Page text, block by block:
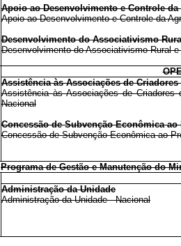
Apoio ao Desenvolvimento e Controle
Apoio ao Desenvolvimento e Controle da
Desenvolvimento do Associativismo
Desenvolvimento do Associativismo Rural
Assistência às Associações de
Assistência às Associações de
Nacional
Concessão de Subvenção Econômica
Concessão de Subvenção Econômica ao
Programa de Gestão e Manutenção do
Administração da Unidade
Administração da Unidade - Nacional